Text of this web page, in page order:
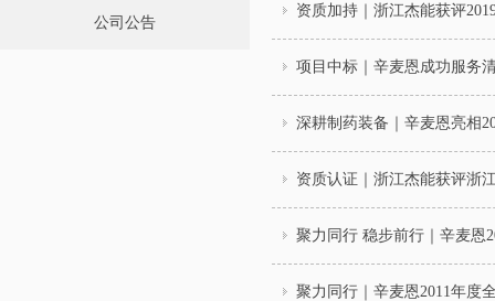
公司公告
资质加持｜浙江杰能获评
项目中标｜辛麦恩成功服务
深耕制药装备｜辛麦恩亮相
资质认证｜浙江杰能获评浙
聚力同行 稳步前行｜辛麦恩
聚力同行｜辛麦恩2011年度